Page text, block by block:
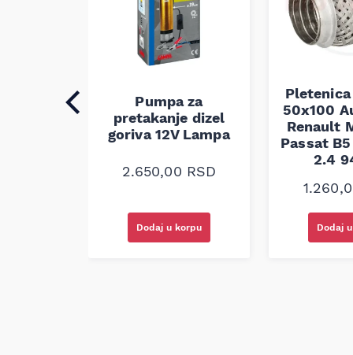
Pumpa za
pretakanje dizel
goriva 12V Lampa
2.650,00 RSD
Dodaj u korpu
50x100
Renault
Passat
2.4
Dodaj